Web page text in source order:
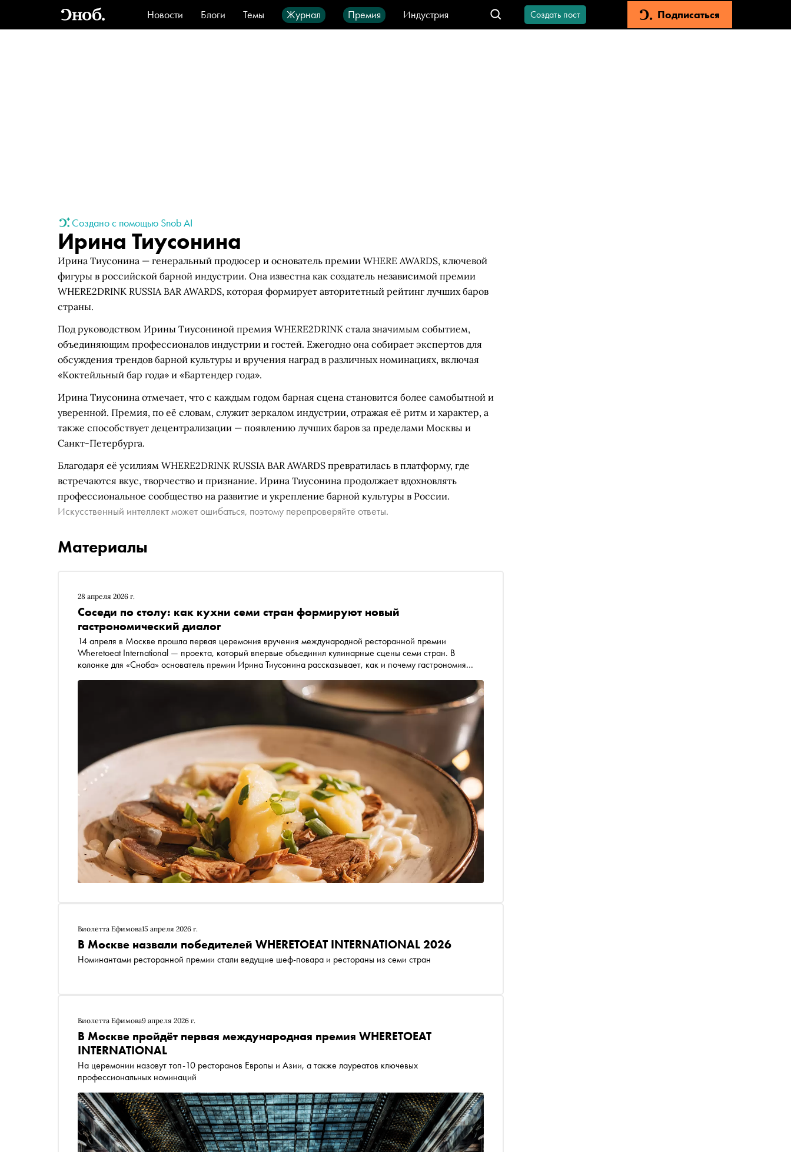
Новости Блоги Темы Журнал Премия
Индустрия
Стиль
Видео Город IT-продукты
Создать пост Подписаться
Создано с помощью Snob AI
Ирина Тиусонина
Ирина Тиусонина — генеральный продюсер и основатель премии WHERE AWARDS, ключевой
фигуры в российской барной индустрии. Она известна как создатель независимой премии
WHERE2DRINK RUSSIA BAR AWARDS, которая формирует авторитетный рейтинг лучших баров
страны.
Под руководством Ирины Тиусониной премия WHERE2DRINK стала значимым событием,
объединяющим профессионалов индустрии и гостей. Ежегодно она собирает экспертов для
обсуждения трендов барной культуры и вручения наград в различных номинациях, включая
«Коктейльный бар года» и «Бартендер года».
Ирина Тиусонина отмечает, что с каждым годом барная сцена становится более самобытной и
уверенной. Премия, по её словам, служит зеркалом индустрии, отражая её ритм и характер, а
также способствует децентрализации — появлению лучших баров за пределами Москвы и
Санкт-Петербурга.
Благодаря её усилиям WHERE2DRINK RUSSIA BAR AWARDS превратилась в платформу, где
встречаются вкус, творчество и признание. Ирина Тиусонина продолжает вдохновлять
профессиональное сообщество на развитие и укрепление барной культуры в России.
Искусственный интеллект может ошибаться, поэтому перепроверяйте ответы.
Материалы
28 апреля 2026 г.
Соседи по столу: как кухни семи стран формируют новый
гастрономический диалог
14 апреля в Москве прошла первая церемония вручения международной ресторанной премии
Wheretoeat International — проекта, который впервые объединил кулинарные сцены семи стран. В
колонке для «Сноба» основатель премии Ирина Тиусонина рассказывает, как и почему гастрономия
Виолетта Ефимова15 апреля 2026 г.
В Москве назвали победителей WHERETOEAT INTERNATIONAL 2026
Номинантами ресторанной премии стали ведущие шеф-повара и рестораны из семи стран
Виолетта Ефимова9 апреля 2026 г.
В Москве пройдёт первая международная премия WHERETOEAT
INTERNATIONAL
На церемонии назовут топ-10 ресторанов Европы и Азии, а также лауреатов ключевых
профессиональных номинаций